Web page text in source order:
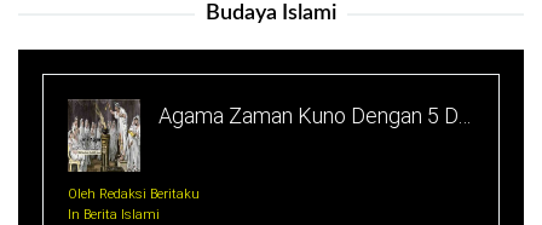
Budaya Islami
Agama Zaman Kuno Dengan 5 D…
Oleh Redaksi Beritaku
In Berita Islami